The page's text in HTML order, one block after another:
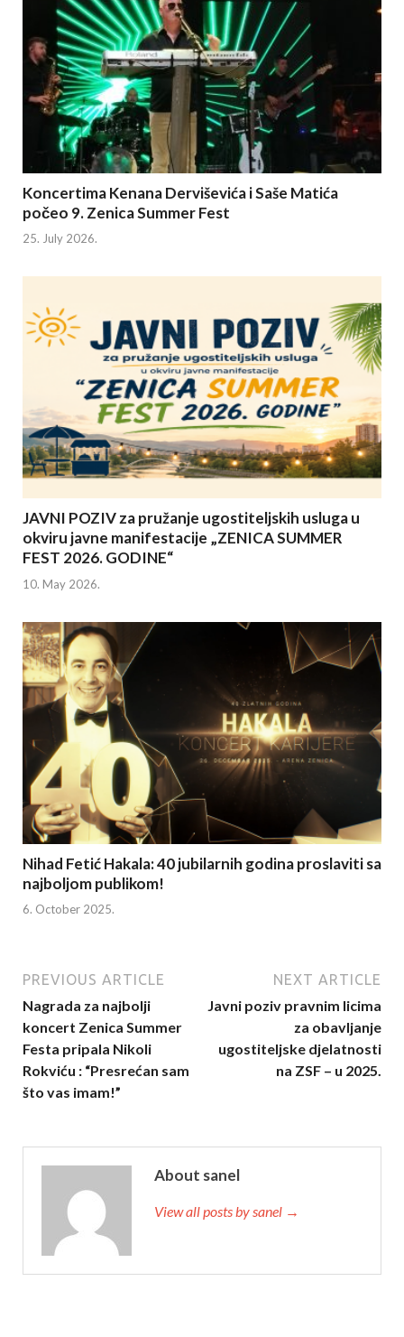
Koncertima Kenana Derviševića i Saše Matića
počeo 9. Zenica Summer Fest
25. July 2026.
JAVNI POZIV za pružanje ugostiteljskih usluga u
okviru javne manifestacije „ZENICA SUMMER
FEST 2026. GODINE“
10. May 2026.
Nihad Fetić Hakala: 40 jubilarnih godina proslaviti sa
najboljom publikom!
6. October 2025.
PREVIOUS ARTICLE
Nagrada za najbolji
koncert Zenica Summer
Festa pripala Nikoli
Rokviću : “Presrećan sam
što vas imam!”
NEXT ARTICLE
Javni poziv pravnim licima
za obavljanje
ugostiteljske djelatnosti
na ZSF – u 2025.
About sanel
View all posts by sanel →